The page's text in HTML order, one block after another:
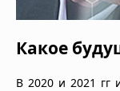
Какое
В 2020 и 2021 гг